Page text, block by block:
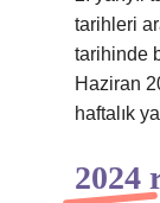
tarihleri
tarihinde
Haziran
haftalık
2024